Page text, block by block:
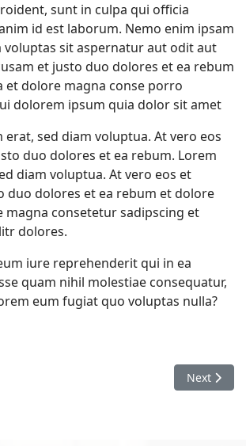
sunt in culpa qui officia
id est laborum. Nemo enim ipsam
sit aspernatur aut odit aut
et justo duo dolores et ea rebum
et dolore magna conse porro
dolorem ipsum quia dolor sit amet
erat, sed diam voluptua. At vero eos
duo dolores et ea rebum. Lorem
diam voluptua. At vero eos et
duo dolores et ea rebum et dolore
magna consetetur sadipscing et
dolores.
iure reprehenderit qui in ea
quam nihil molestiae consequatur,
eum fugiat quo voluptas nulla?
autem Next
Next